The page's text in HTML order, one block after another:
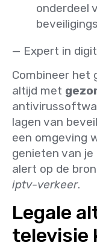
onderdeel
— Expert in
Combineer het
altijd met
lagen van
een omgeving
genieten van
alert op de
iptv-verkeer.
Legale
televisie